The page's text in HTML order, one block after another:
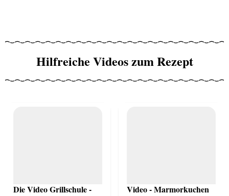
Hilfreiche Videos zum Rezept
Die Video Grillschule -
Video - Marmorkuchen